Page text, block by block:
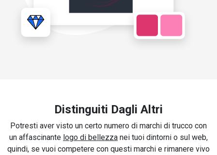
Distinguiti Dagli Altri
Potresti aver visto un certo numero di marchi di trucco con
un affascinante logo di bellezza nei tuoi dintorni o sul web,
quindi, se vuoi competere con questi marchi e rimanere vivo